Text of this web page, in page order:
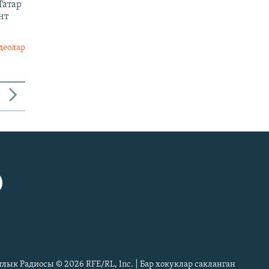
Радиосы © 2026 RFE/RL, Inc. | Бар хокуклар сакланган